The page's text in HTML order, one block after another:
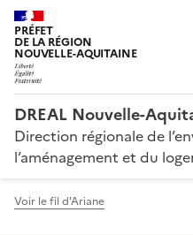
PRÉFET
DE LA RÉGION
NOUVELLE-AQUITAINE
DREAL Nouvelle-
Direction régionale de
l’aménagement et du
Voir le fil d'Ariane